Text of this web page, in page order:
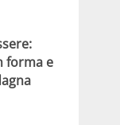
forma e